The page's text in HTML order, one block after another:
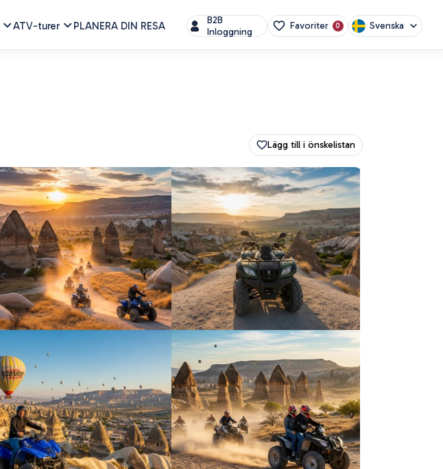
ATV-turer PLANERA DIN RESA
B2B
Inloggning
Favoriter 0 Svenska
Lägg till i önskelistan